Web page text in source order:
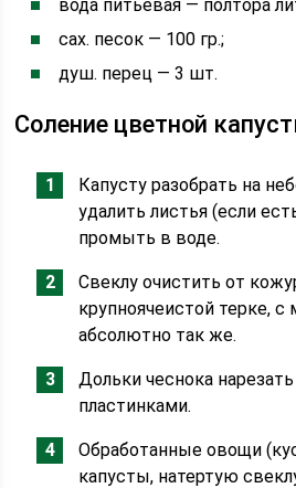
вода питьевая — полтора
сах. песок — 100 гр.;
душ. перец — 3 шт.
Соление цветной
Капусту разобрать на
удалить листья (если
промыть в воде.
Свеклу очистить от
крупноячеистой терке,
абсолютно так же.
Дольки чеснока
пластинками.
Обработанные овощи
капусты, натертую